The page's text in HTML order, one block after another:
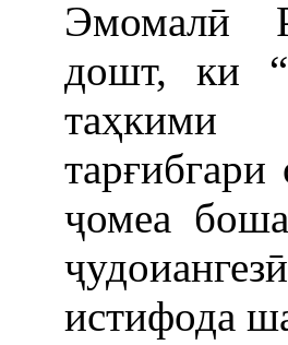
Эмомалӣ
дошт, ки
таҳкими
ҷомеа
истифода